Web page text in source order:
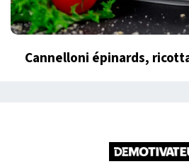
Cannelloni épinards,